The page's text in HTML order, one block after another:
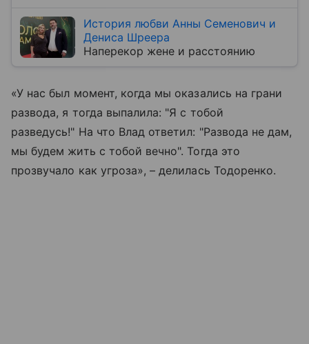
История любви Анны Семенович и
Дениса Шреера
Наперекор жене и расстоянию
«У нас был момент, когда мы оказались на грани
развода, я тогда выпалила: "Я с тобой
разведусь!" На что Влад ответил: "Развода не дам,
мы будем жить с тобой вечно". Тогда это
прозвучало как угроза», – делилась Тодоренко.